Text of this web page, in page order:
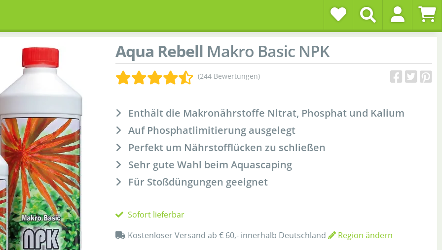
Aqua Rebell Makro Basic NPK
(244 Bewertungen)
Enthält die Makronährstoffe Nitrat, Phosphat und Kalium
Auf Phosphatlimitierung ausgelegt
Perfekt um Nährstofflücken zu schließen
Sehr gute Wahl beim Aquascaping
Für Stoßdüngungen geeignet
Sofort lieferbar
Kostenloser Versand ab € 60,- innerhalb Deutschland
Region ändern